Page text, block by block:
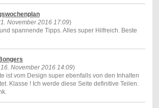
November 2016 17:09)
spannende Tipps. Alles super Hilfreich. Beste
November 2016 14:09)
ist vom Design super ebenfalls von den Inhalten
Klasse ! Ich werde diese Seite definitive Teilen.